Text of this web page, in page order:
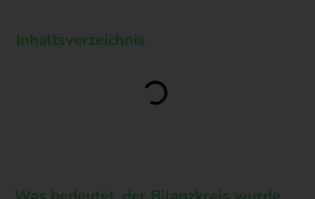
Inhaltsverzeichnis